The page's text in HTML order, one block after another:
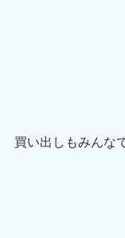
買い出しもみんな